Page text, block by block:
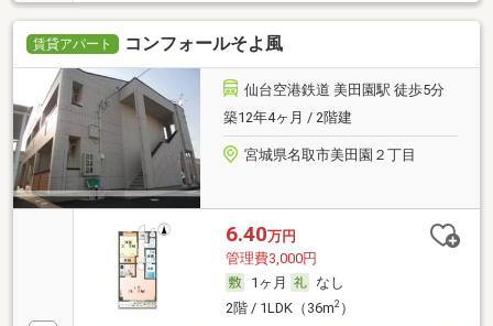
賃貸アパート コンフォールそよ風
仙台空港鉄道 美田園駅 徒歩5分
築12年4ヶ月 / 2階建
宮城県名取市美田園２丁目
6.40万円
管理費3,000円
1ヶ月
なし
2階 / 1LDK（36m2）